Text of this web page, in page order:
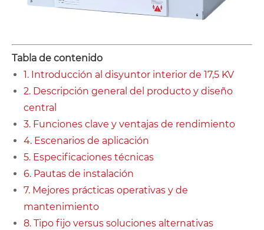
Tabla de contenido
1. Introducción al disyuntor interior de 17,5 KV
2. Descripción general del producto y diseño
central
3. Funciones clave y ventajas de rendimiento
4. Escenarios de aplicación
5. Especificaciones técnicas
6. Pautas de instalación
7. Mejores prácticas operativas y de
mantenimiento
8. Tipo fijo versus soluciones alternativas